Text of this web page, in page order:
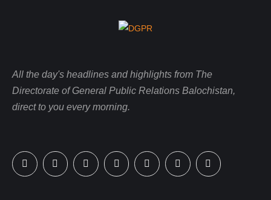
All the day's headlines and highlights from The
Directorate of General Public Relations Balochistan,
direct to you every morning.